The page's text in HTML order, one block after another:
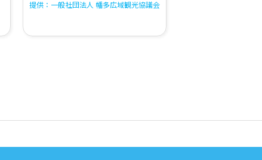
提供：一般社団法人 幡多広域観光協議会